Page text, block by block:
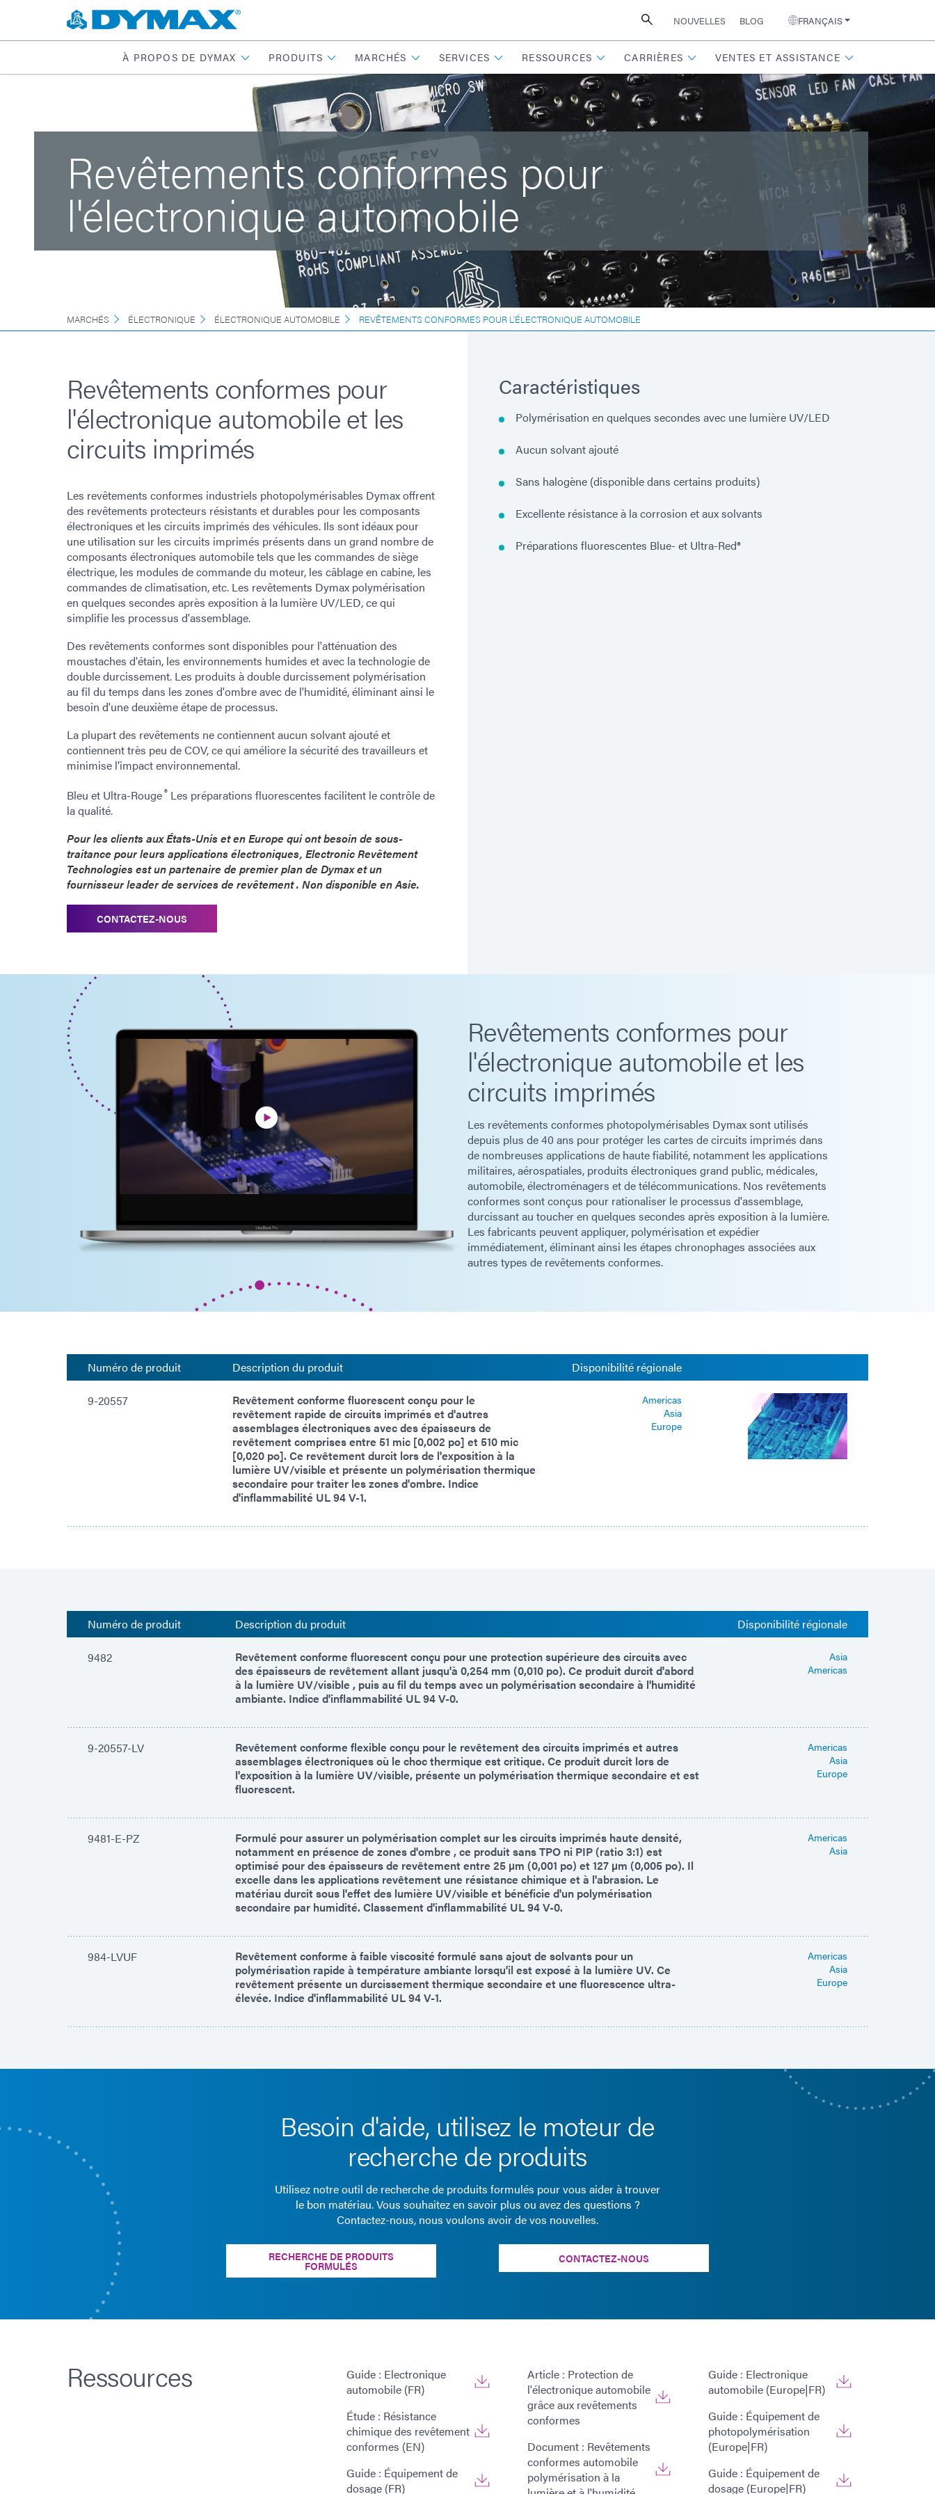
NOUVELLES BLOG FRANÇAIS
À PROPOS DE DYMAX PRODUITS MARCHÉS SERVICES RESSOURCES CARRIÈRES VENTES ET ASSISTANCE
Revêtements conformes pour
l'électronique automobile
MARCHÉS ÉLECTRONIQUE ÉLECTRONIQUE AUTOMOBILE REVÊTEMENTS CONFORMES POUR L'ÉLECTRONIQUE AUTOMOBILE
Revêtements conformes pour
l'électronique automobile et les
circuits imprimés
Les revêtements conformes industriels photopolymérisables Dymax offrent
des revêtements protecteurs résistants et durables pour les composants
électroniques et les circuits imprimés des véhicules. Ils sont idéaux pour
une utilisation sur les circuits imprimés présents dans un grand nombre de
composants électroniques automobile tels que les commandes de siège
électrique, les modules de commande du moteur, les câblage en cabine, les
commandes de climatisation, etc. Les revêtements Dymax polymérisation
en quelques secondes après exposition à la lumière UV/LED, ce qui
simplifie les processus d'assemblage.
Des revêtements conformes sont disponibles pour l'atténuation des
moustaches d'étain, les environnements humides et avec la technologie de
double durcissement. Les produits à double durcissement polymérisation
au fil du temps dans les zones d'ombre avec de l'humidité, éliminant ainsi le
besoin d'une deuxième étape de processus.
La plupart des revêtements ne contiennent aucun solvant ajouté et
contiennent très peu de COV, ce qui améliore la sécurité des travailleurs et
minimise l’impact environnemental.
Bleu et Ultra-Rouge® Les préparations fluorescentes facilitent le contrôle de
la qualité.
Pour les clients aux États-Unis et en Europe qui ont besoin de sous-
traitance pour leurs applications électroniques, Electronic Revêtement
Technologies est un partenaire de premier plan de Dymax et un
fournisseur leader de services de revêtement . Non disponible en Asie.
CONTACTEZ-NOUS
Caractéristiques
Polymérisation en quelques secondes avec une lumière UV/LED
Aucun solvant ajouté
Sans halogène (disponible dans certains produits)
Excellente résistance à la corrosion et aux solvants
Préparations fluorescentes Blue- et Ultra-Red®
Revêtements conformes pour
l'électronique automobile et les
circuits imprimés
Les revêtements conformes photopolymérisables Dymax sont utilisés
depuis plus de 40 ans pour protéger les cartes de circuits imprimés dans
de nombreuses applications de haute fiabilité, notamment les applications
militaires, aérospatiales, produits électroniques grand public, médicales,
automobile, électroménagers et de télécommunications. Nos revêtements
conformes sont conçus pour rationaliser le processus d'assemblage,
durcissant au toucher en quelques secondes après exposition à la lumière.
Les fabricants peuvent appliquer, polymérisation et expédier
immédiatement, éliminant ainsi les étapes chronophages associées aux
autres types de revêtements conformes.
Numéro de produit Description du produit Disponibilité régionale
9-20557
Revêtement conforme fluorescent conçu pour le
revêtement rapide de circuits imprimés et d'autres
assemblages électroniques avec des épaisseurs de
revêtement comprises entre 51 mic [0,002 po] et 510 mic
[0,020 po]. Ce revêtement durcit lors de l'exposition à la
lumière UV/visible et présente un polymérisation thermique
secondaire pour traiter les zones d'ombre. Indice
d'inflammabilité UL 94 V-1.
Americas
Asia
Europe
Numéro de produit Description du produit Disponibilité régionale
9482
Revêtement conforme fluorescent conçu pour une protection supérieure des circuits avec
des épaisseurs de revêtement allant jusqu'à 0,254 mm (0,010 po). Ce produit durcit d'abord
à la lumière UV/visible , puis au fil du temps avec un polymérisation secondaire à l'humidité
ambiante. Indice d'inflammabilité UL 94 V-0.
Asia
Americas
9-20557-LV
Revêtement conforme flexible conçu pour le revêtement des circuits imprimés et autres
assemblages électroniques où le choc thermique est critique. Ce produit durcit lors de
l'exposition à la lumière UV/visible, présente un polymérisation thermique secondaire et est
fluorescent.
Americas
Asia
Europe
9481-E-PZ
Formulé pour assurer un polymérisation complet sur les circuits imprimés haute densité,
notamment en présence de zones d'ombre , ce produit sans TPO ni PIP (ratio 3:1) est
optimisé pour des épaisseurs de revêtement entre 25 µm (0,001 po) et 127 µm (0,005 po). Il
excelle dans les applications revêtement une résistance chimique et à l'abrasion. Le
matériau durcit sous l'effet des lumière UV/visible et bénéficie d'un polymérisation
secondaire par humidité. Classement d'inflammabilité UL 94 V-0.
Americas
Asia
984-LVUF
Revêtement conforme à faible viscosité formulé sans ajout de solvants pour un
polymérisation rapide à température ambiante lorsqu'il est exposé à la lumière UV. Ce
revêtement présente un durcissement thermique secondaire et une fluorescence ultra-
élevée. Indice d'inflammabilité UL 94 V-1.
Americas
Asia
Europe
Besoin d'aide, utilisez le moteur de
recherche de produits
Utilisez notre outil de recherche de produits formulés pour vous aider à trouver
le bon matériau. Vous souhaitez en savoir plus ou avez des questions ?
Contactez-nous, nous voulons avoir de vos nouvelles.
RECHERCHE DE PRODUITS
FORMULÉS
CONTACTEZ-NOUS
Ressources
Guide : Electronique
automobile (FR)
Étude : Résistance
chimique des revêtement
conformes (EN)
Guide : Équipement de
dosage (FR)
Article : Protection de
l'électronique automobile
grâce aux revêtements
conformes
Document : Revêtements
conformes automobile
polymérisation à la
Guide : Electronique
automobile (Europe|FR)
Guide : Équipement de
photopolymérisation
(Europe|FR)
Guide : Équipement de
dosage (Europe|FR)